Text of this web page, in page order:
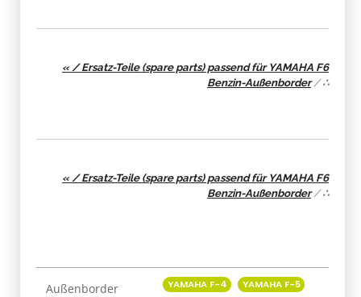
« / Ersatz-Teile (spare parts) passend für YAMAHA F6
Benzin-Außenborder/∴
« / Ersatz-Teile (spare parts) passend für YAMAHA F6
Benzin-Außenborder/∴
Produkteigenschaft
Wert
Außenborder
YAMAHA F-4
YAMAHA F-5